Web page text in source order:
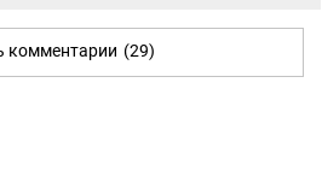
комментарии (29)